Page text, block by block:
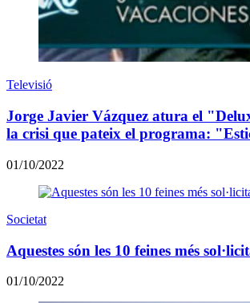
Televisió
Jorge Javier Vázquez atura el
la crisi que pateix el programa:
01/10/2022
Societat
Aquestes són les 10 feines més
01/10/2022